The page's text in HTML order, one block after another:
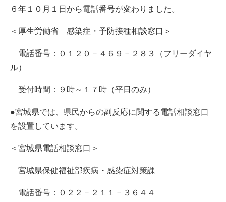
６年１０月１日から電話番号が変わりました。
＜厚生労働省 感染症・予防接種相談窓口＞
電話番号：０１２０－４６９－２８３（フリーダイヤ
ル）
受付時間：９時～１７時（平日のみ）
●宮城県では、県民からの副反応に関する電話相談窓口
を設置しています。
＜宮城県電話相談窓口＞
宮城県保健福祉部疾病・感染症対策課
電話番号：０２２－２１１－３６４４